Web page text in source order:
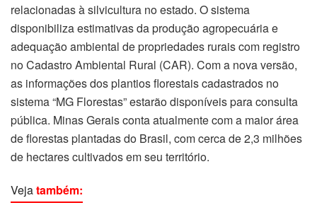
relacionadas à silvicultura no estado. O sistema
disponibiliza estimativas da produção agropecuária e
adequação ambiental de propriedades rurais com registro
no Cadastro Ambiental Rural (CAR). Com a nova versão,
as informações dos plantios florestais cadastrados no
sistema “MG Florestas” estarão disponíveis para consulta
pública. Minas Gerais conta atualmente com a maior área
de florestas plantadas do Brasil, com cerca de 2,3 milhões
de hectares cultivados em seu território.
Vejatambém: